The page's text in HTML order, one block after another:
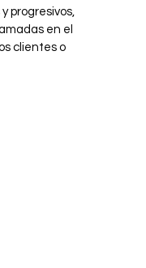
progresivos,
en el
clientes o